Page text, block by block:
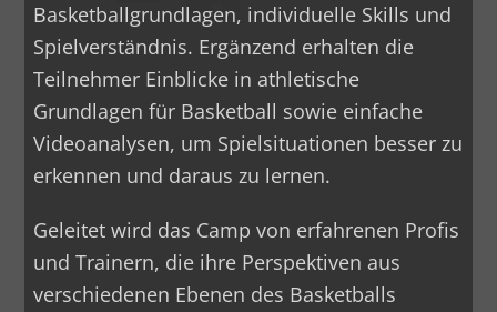
Basketballgrundlagen, individuelle Skills und
Spielverständnis. Ergänzend erhalten die
Teilnehmer Einblicke in athletische
Grundlagen für Basketball sowie einfache
Videoanalysen, um Spielsituationen besser zu
erkennen und daraus zu lernen.
Geleitet wird das Camp von erfahrenen Profis
und Trainern, die ihre Perspektiven aus
verschiedenen Ebenen des Basketballs